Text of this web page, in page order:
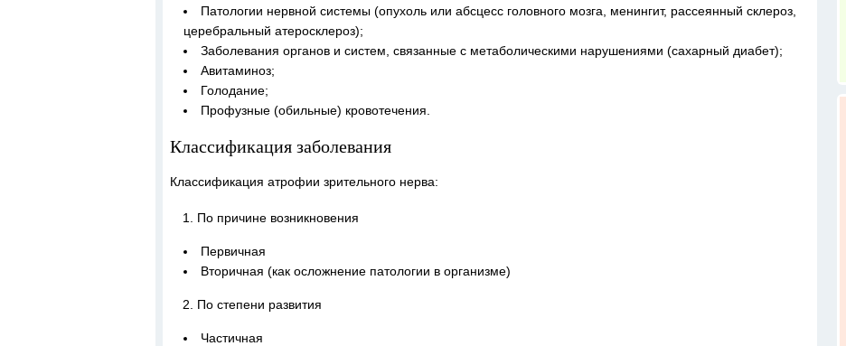
Патологии нервной системы (опухоль или абсцесс головного мозга, менингит, рассеянный склероз,
церебральный атеросклероз);
Заболевания органов и систем, связанные с метаболическими нарушениями (сахарный диабет);
Авитаминоз;
Голодание;
Профузные (обильные) кровотечения.
Классификация заболевания
Классификация атрофии зрительного нерва:
По причине возникновения
Первичная
Вторичная (как осложнение патологии в организме)
По степени развития
Частичная